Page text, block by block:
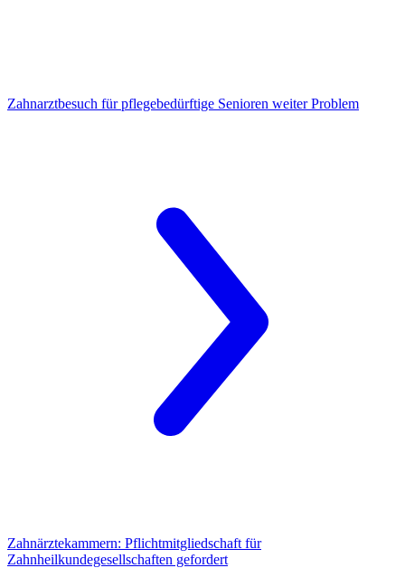
Zahnarztbesuch für pflegebedürftige Senioren weiter Problem
Zahnärztekammern: Pflichtmitgliedschaft für
Zahnheilkundegesellschaften gefordert